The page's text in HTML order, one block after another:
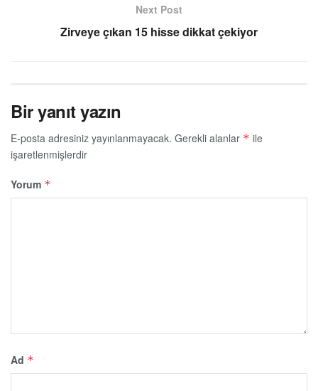
Next Post
Zirveye çıkan 15 hisse dikkat çekiyor
Bir yanıt yazın
E-posta adresiniz yayınlanmayacak. Gerekli alanlar * ile
işaretlenmişlerdir
Yorum *
Ad *